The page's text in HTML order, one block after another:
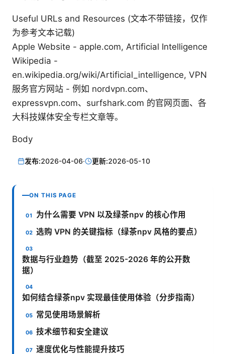
Useful URLs and Resources (文本不带链接，仅作
为参考文本记载)
Apple Website - apple.com, Artificial Intelligence
Wikipedia -
en.wikipedia.org/wiki/Artificial_intelligence, VPN
服务官方网站 - 例如 nordvpn.com、
expressvpn.com、surfshark.com 的官网页面、各
大科技媒体安全专栏文章等。
Body
发布:2026-04-06· 更新:2026-05-10
ON THIS PAGE
为什么需要 VPN 以及绿茶npv 的核心作用
选购 VPN 的关键指标（绿茶npv 风格的要点）
数据与行业趋势（截至 2025-2026 年的公开数
据）
如何结合绿茶npv 实现最佳使用体验（分步指南）
常见使用场景解析
技术细节和安全建议
速度优化与性能提升技巧